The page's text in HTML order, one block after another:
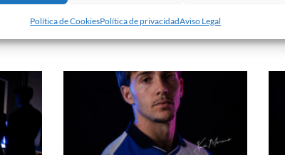
Política de CookiesPolítica de privacidadAviso Legal